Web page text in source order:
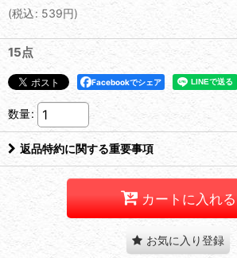
(税込: 539円)
15点
Facebookでシェア
数量:
返品特約に関する重要事項
カートに入れる
お気に入り登録